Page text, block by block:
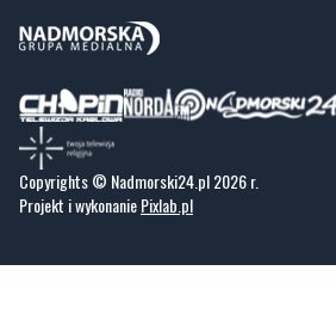
Copyrights © Nadmorski24.pl 2026 r.
Projekt i wykonaniePixlab.pl